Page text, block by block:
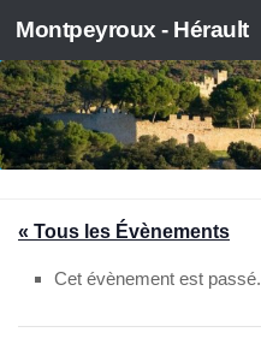
Skip to content
Montpeyroux - Hérault
« Tous les Évènements
Cet évènement est passé.